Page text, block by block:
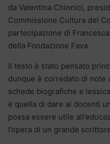
da Valentina Chinnici,
Commissione Cultura del
partecipazione di
della Fondazione Fava.
Il testo è stato pensato
dunque è corredato di note
schede biografiche e
è quella di dare ai docenti
possa essere utile
l’opera di un grande